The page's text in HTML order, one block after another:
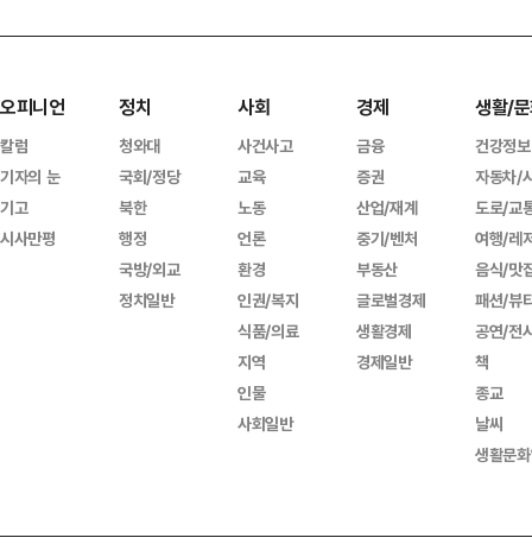
오피니언
칼럼
기자의 눈
기고
시사만평
정치
청와대
국회/정당
북한
행정
국방/외교
정치일반
사회
사건사고
교육
노동
언론
환경
인권/복지
식품/의료
지역
인물
사회일반
경제
금융
증권
산업/재계
중기/벤처
부동산
글로벌경제
생활경제
경제일반
생활/
건강정보
자동차/
도로/교
여행/레
음식/맛
패션/뷰
공연/전
책
종교
날씨
생활문